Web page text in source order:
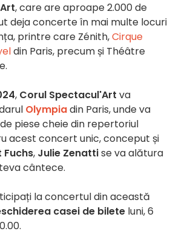
, care are aproape 2.000 de
deja concerte în mai multe locuri
printre care Zénith,Cirque
din Paris, precum și Théâtre
, Corul Spectacul'Art va
Olympiadin Paris, unde va
piese cheie din repertoriul
acest concert unic, conceput și
Fuchs, Julie Zenattise va alătura
cântece.
la concertul din această
casei de bilete luni, 6